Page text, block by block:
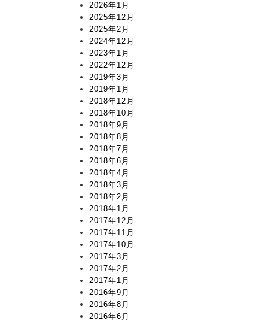
2026年1月
2025年12月
2025年2月
2024年12月
2023年1月
2022年12月
2019年3月
2019年1月
2018年12月
2018年10月
2018年9月
2018年8月
2018年7月
2018年6月
2018年4月
2018年3月
2018年2月
2018年1月
2017年12月
2017年11月
2017年10月
2017年3月
2017年2月
2017年1月
2016年9月
2016年8月
2016年6月